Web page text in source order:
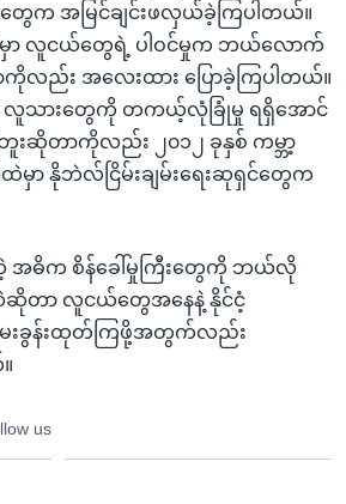
တွေက အမြင်ချင်းဖလှယ်ခဲ့ကြပါတယ်။
ာ လူငယ်တွေရဲ့ ပါဝင်မှုက ဘယ်လောက်
လည်း အလေးထား ပြောခဲ့ကြပါတယ်။
လူသားတွေကို တကယ့်လုံခြုံမှု ရရှိအောင်
းဆိုတာကိုလည်း ၂၀၁၂ ခုနှစ် ကမ္ဘာ့
မှာ နိုဘဲလ်ငြိမ်းချမ်းရေးဆုရှင်တွေက
တဲ့ အဓိက စိန်ခေါ်မှုကြီးတွေကို ဘယ်လို
ဆိုတာ လူငယ်တွေအနေနဲ့ နိုင်ငံ့
ေးခွန်းထုတ်ကြဖို့အတွက်လည်း
us